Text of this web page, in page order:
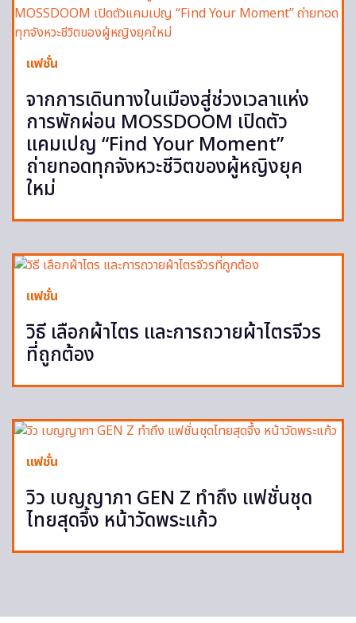
แฟชั่น
จากการเดินทางในเมืองสู่ช่วงเวลาแห่ง
การพักผ่อน MOSSDOOM เปิดตัว
แคมเปญ “Find Your Moment”
ถ่ายทอดทุกจังหวะชีวิตของผู้หญิงยุค
ใหม่
แฟชั่น
วิธี เลือกผ้าไตร และการถวายผ้าไตรจีวร
ที่ถูกต้อง
แฟชั่น
วิว เบญญาภา GEN Z ทำถึง แฟชั่นชุด
ไทยสุดจึ้ง หน้าวัดพระแก้ว